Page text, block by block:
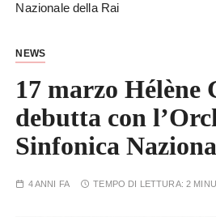
Nazionale della Rai
NEWS
17 marzo Hélène
debutta con
Sinfonica
4 ANNI FA TEMPO DI LETTURA:2